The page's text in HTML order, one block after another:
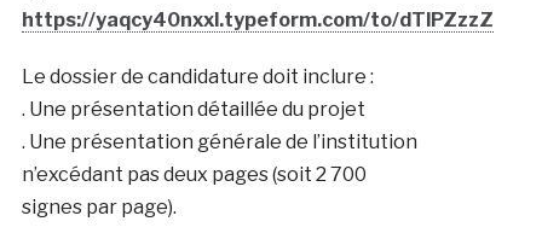
https://yaqcy40nxxl.typeform.com/to/dTlPZzzZ
Le dossier de candidature doit inclure :
. Une présentation détaillée du projet
. Une présentation générale de l’institution
n’excédant pas deux pages (soit 2 700
signes par page).